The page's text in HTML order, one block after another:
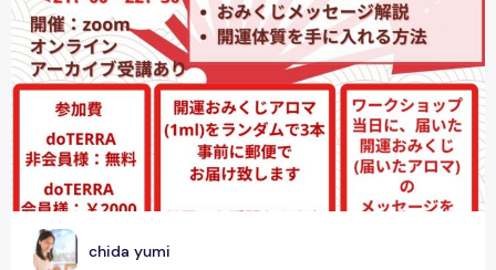
C chida yumi